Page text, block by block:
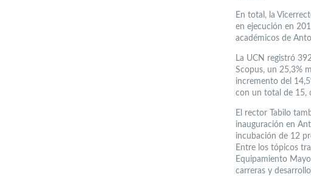
En total, la
en ejecución en
académicos de
La UCN registró
Scopus, un 25,3%
incremento del
con un total de 15,
El rector Tabilo
inauguración en
incubación de 12
Entre los tópicos
Equipamiento
carreras y